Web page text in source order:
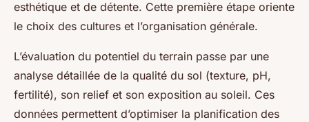
esthétique et de détente. Cette première étape oriente
le choix des cultures et l’organisation générale.
L’évaluation du potentiel du terrain passe par une
analyse détaillée de la qualité du sol (texture, pH,
fertilité), son relief et son exposition au soleil. Ces
données permettent d’optimiser la planification des